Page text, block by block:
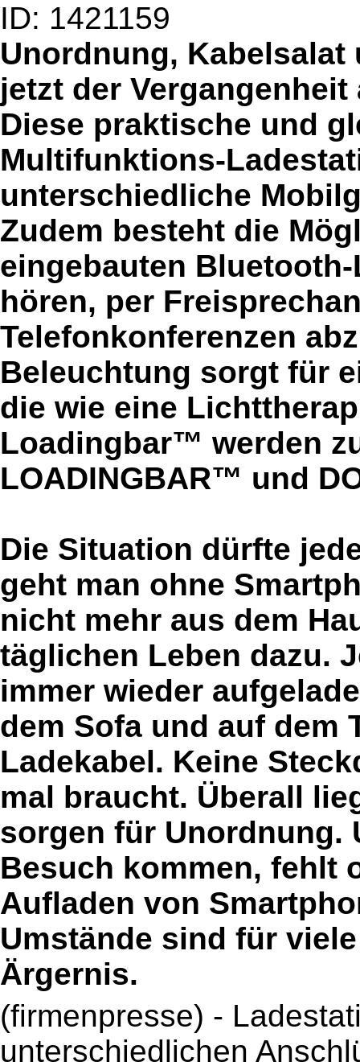
ID: 1421159
Unordnung,
jetzt der
Diese praktische und
Multifunktions-
unterschiedliche
Zudem besteht die
eingebauten
hören, per
Telefonkonferenzen
Beleuchtung sorgt für
die wie eine
Loadingbar™ werden
LOADINGBAR™ und
Die Situation dürfte
geht man ohne
nicht mehr aus dem
täglichen Leben dazu.
immer wieder
dem Sofa und auf dem
Ladekabel. Keine
mal braucht. Überall
sorgen für Unordnung.
Besuch kommen, fehlt
Aufladen von
Umstände sind für
Ärgernis.
(firmenpresse) -
unterschiedlichen